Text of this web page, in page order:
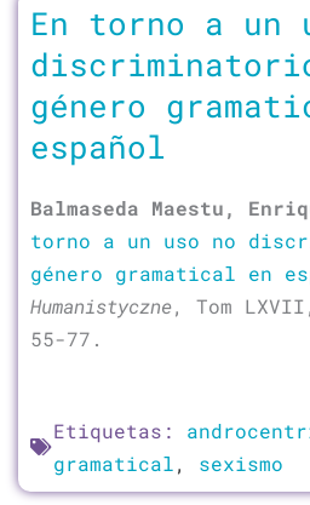
En torno a un
género
español
Balmaseda Maestu,
torno a un uso no
género gramatical en
Humanistyczne, Tom
55-77.
Etiquetas:
gramatical, sexismo